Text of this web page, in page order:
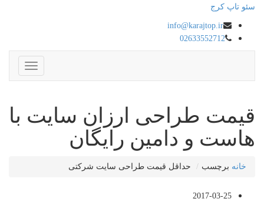
سئو تاپ کرج
info@karajtop.ir
02633552712
ناوبری
قیمت طراحی ارزان سایت با
هاست و دامین رایگان
خانه برچسب حداقل قیمت طراحی سایت شرکتی
2017-03-25